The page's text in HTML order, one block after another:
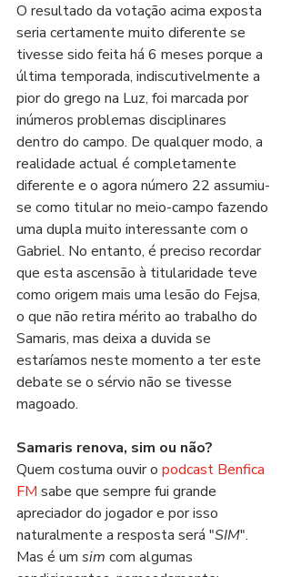
O resultado da votação acima exposta
seria certamente muito diferente se
tivesse sido feita há 6 meses porque a
última temporada, indiscutivelmente a
pior do grego na Luz, foi marcada por
inúmeros problemas disciplinares
dentro do campo. De qualquer modo, a
realidade actual é completamente
diferente e o agora número 22 assumiu-
se como titular no meio-campo fazendo
uma dupla muito interessante com o
Gabriel. No entanto, é preciso recordar
que esta ascensão à titularidade teve
como origem mais uma lesão do Fejsa,
o que não retira mérito ao trabalho do
Samaris, mas deixa a duvida se
estaríamos neste momento a ter este
debate se o sérvio não se tivesse
magoado.
Samaris renova, sim ou não?
Quem costuma ouvir o podcast Benfica
FM sabe que sempre fui grande
apreciador do jogador e por isso
naturalmente a resposta será "SIM".
Mas é um sim com algumas